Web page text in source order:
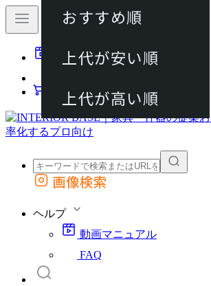
動画マニュアル
カート
外部サイトの商品をカートに追加
画像検索
ヘルプ
動画マニュアル
FAQ
おすすめ順
上代が安い順
上代が高い順